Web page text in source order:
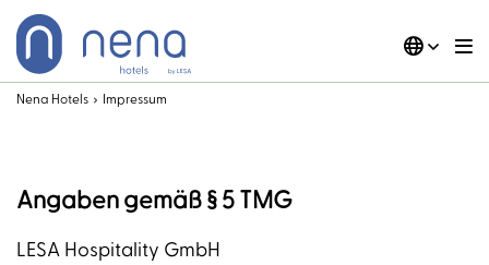
Zum
Inhalt
springen
Nena Hotels Impressum
Angaben gemäß § 5 TMG
LESA Hospitality GmbH